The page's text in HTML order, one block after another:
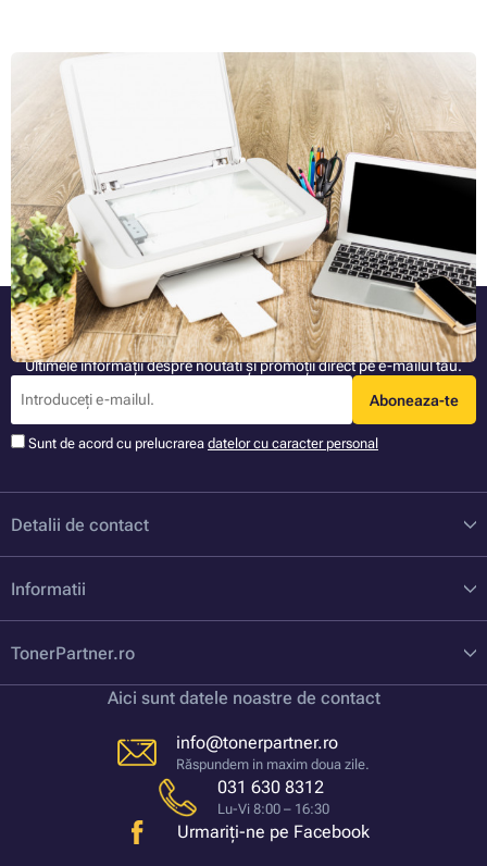
Cum să conectați imprimanta la un computer și să
imprimați în doar 5 minute
Ați cumpărat o imprimantă nouă, trebuie să o puneți în funcțiune cât
mai repede posibil, dar încă nu știți cum să o folosiți pentru că sunteți
complet nou în domeniu? Nu vă faceți griji, suntem bucuroși să vă
ajutăm cu problema. Instalarea imprimantei și conectarea acesteia la
PC este literalmente o chestiune de maximum cinci minute - adică,
desigur, dacă știi „unde să cauți”. Și exact despre asta vom vorbi pas
cu pas în rândurile următoare pentru a vă reduce eforturile cât mai
mult.
Articolul complet »
Fiți mereu informat
Ultimele informații despre noutati și promoții direct pe e-mailul tău.
Aboneaza-te
Sunt de acord cu prelucrarea datelor cu caracter personal
Detalii de contact
Informatii
TonerPartner.ro
Aici sunt datele noastre de contact
info@tonerpartner.ro
Răspundem in maxim doua zile.
031 630 8312
Lu-Vi 8:00 – 16:30
Urmariți-ne pe Facebook